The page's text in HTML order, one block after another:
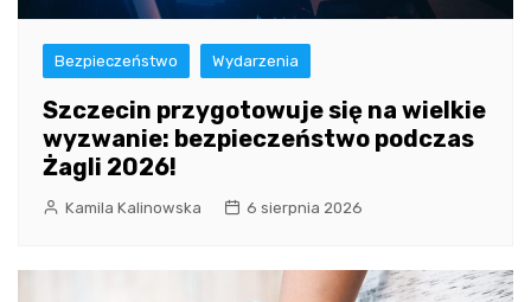
Bezpieczeństwo Wydarzenia
Szczecin przygotowuje się na wielkie
wyzwanie: bezpieczeństwo podczas
Żagli 2026!
Kamila Kalinowska 6 sierpnia 2026